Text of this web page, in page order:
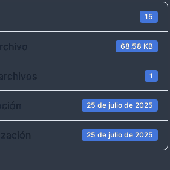
15
68.58 KB
1
25 de julio de 2025
25 de julio de 2025